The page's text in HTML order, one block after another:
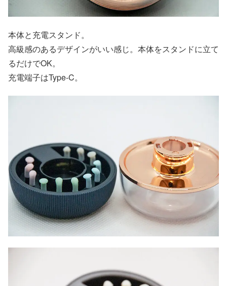
本体と充電スタンド。
高級感のあるデザインがいい感じ。本体をスタンドに立て
るだけでOK。
充電端子はType-C。